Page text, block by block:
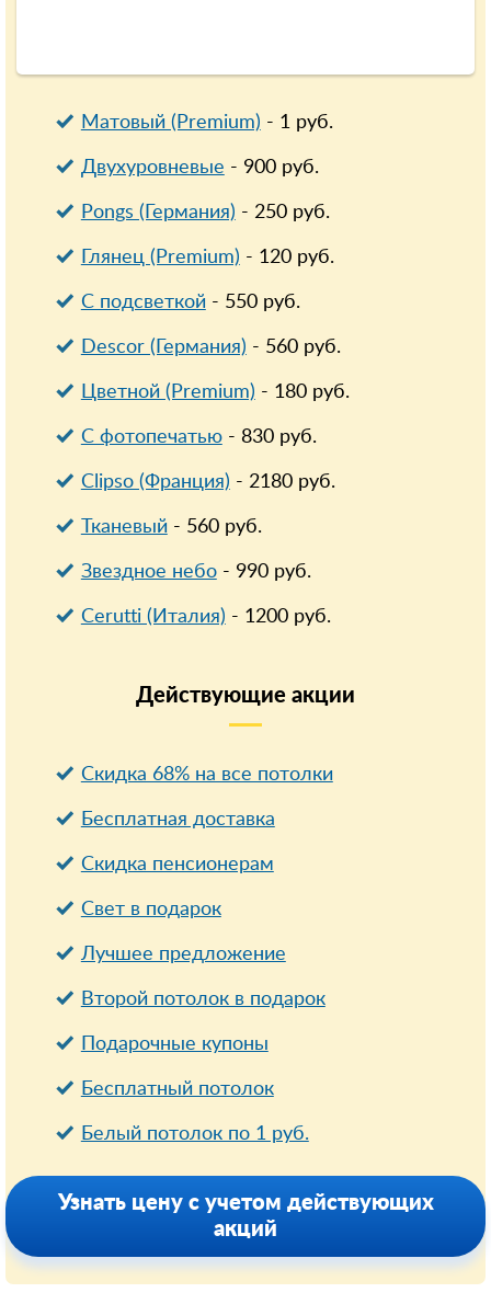
Матовый (Premium) - 1руб.
Двухуровневые - 900руб.
Pongs (Германия) - 250руб.
Глянец (Premium) - 120руб.
С подсветкой- 550руб.
Descor (Германия) - 560руб.
Цветной (Premium) - 180руб.
С фотопечатью- 830руб.
Clipso (Франция) - 2180руб.
Тканевый- 560руб.
Звездное небо- 990руб.
Cerutti (Италия) - 1200руб.
Действующие акции
Скидка 68% на все потолки
Бесплатная доставка
Cкидка пенсионерам
Свет в подарок
Лучшее предложение
Второй потолок в подарок
Подарочные купоны
Бесплатный потолок
Белый потолок по 1 руб.
Узнать цену с учетом действующих
акций